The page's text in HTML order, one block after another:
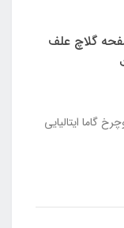
گلاچ علف
ایتالیایی